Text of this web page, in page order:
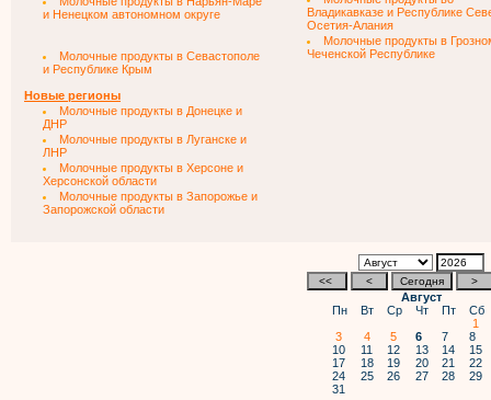
и Ненецком автономном округе
Молочные продукты в Севастополе
и Республике Крым
Новые регионы
Молочные продукты в Донецке и
ДНР
Молочные продукты в Луганске и
ЛНР
Молочные продукты в Херсоне и
Херсонской области
Молочные продукты в Запорожье и
Запорожской области
Владикавказе и Республике
Осетия-Алания
Молочные продукты в
Чеченской Республике
Август
Пн
Вт Ср Чт Пт Сб
1
3
4 5 6 7 8
10
11 12 13 14 15
17
18 19 20 21 22
24
25 26 27 28 29
31